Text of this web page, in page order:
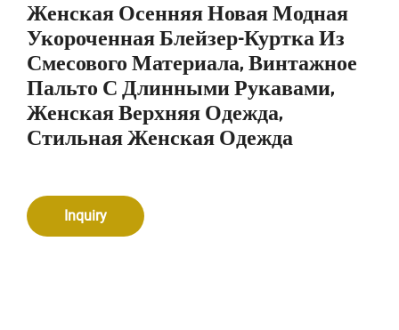
Женская Осенняя Новая Модная
Укороченная Блейзер-Куртка Из
Смесового Материала, Винтажное
Пальто С Длинными Рукавами,
Женская Верхняя Одежда,
Стильная Женская Одежда
Inquiry